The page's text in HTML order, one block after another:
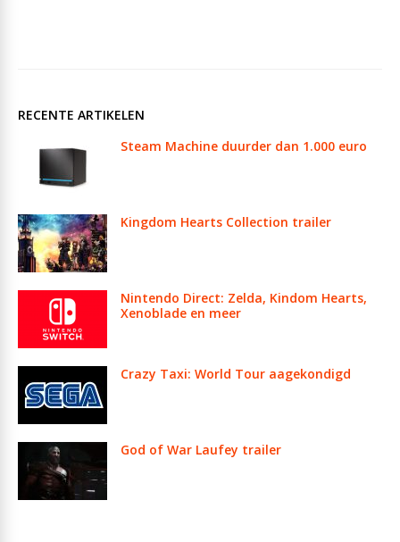
RECENTE ARTIKELEN
Steam Machine duurder dan 1.000 euro
Kingdom Hearts Collection trailer
Nintendo Direct: Zelda, Kindom Hearts,
Xenoblade en meer
Crazy Taxi: World Tour aagekondigd
God of War Laufey trailer